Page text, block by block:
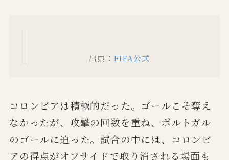
出典： FIFA公式
コロンビアは積極的だった。ゴールこそ奪え
なかったが、攻撃の回数を重ね、ポルトガル
のゴールに迫った。試合の中には、コロンビ
アの得点がオフサイドで取り消される場面も